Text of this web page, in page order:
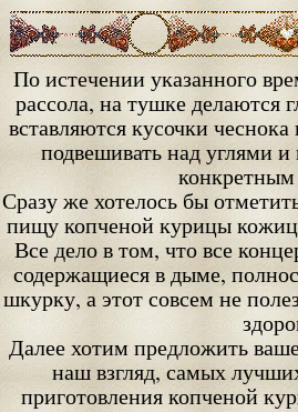
По истечении указанного
рассола, на тушке делаются
вставляются кусочки
подвешивать над углями и
Сразу же хотелось бы
пищу копченой курицы
Все дело в том, что все
содержащиеся в дыме,
шкурку, а этот совсем не
Далее хотим предложить
наш взгляд, самых
приготовления копченой